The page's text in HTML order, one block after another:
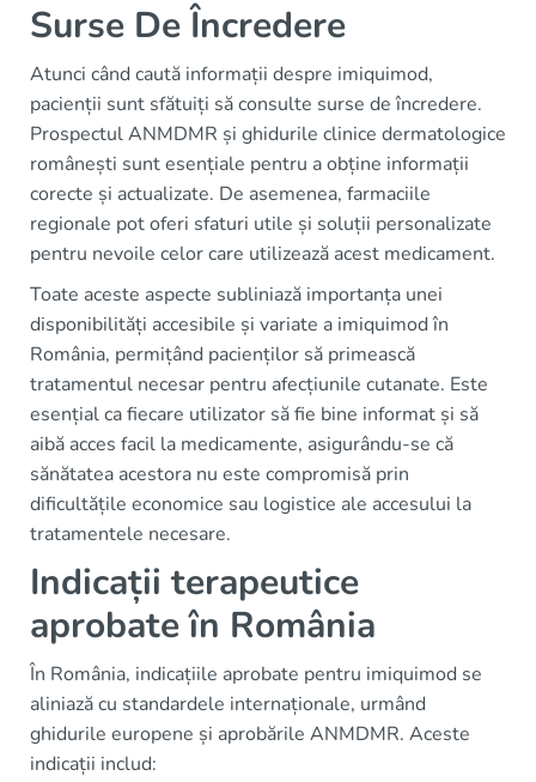
Surse De Încredere
Atunci când caută informații despre imiquimod,
pacienții sunt sfătuiți să consulte surse de încredere.
Prospectul ANMDMR și ghidurile clinice dermatologice
românești sunt esențiale pentru a obține informații
corecte și actualizate. De asemenea, farmaciile
regionale pot oferi sfaturi utile și soluții personalizate
pentru nevoile celor care utilizează acest medicament.
Toate aceste aspecte subliniază importanța unei
disponibilități accesibile și variate a imiquimod în
România, permițând pacienților să primească
tratamentul necesar pentru afecțiunile cutanate. Este
esențial ca fiecare utilizator să fie bine informat și să
aibă acces facil la medicamente, asigurându-se că
sănătatea acestora nu este compromisă prin
dificultățile economice sau logistice ale accesului la
tratamentele necesare.
Indicații terapeutice
aprobate în România
În România, indicațiile aprobate pentru imiquimod se
aliniază cu standardele internaționale, urmând
ghidurile europene și aprobările ANMDMR. Aceste
indicații includ: